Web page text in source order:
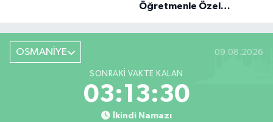
Öğretmenle Özel
OSMANİYE 09.08.2026
SONRAKI VAKTE KALAN
03:13:29
İkindi Namazı